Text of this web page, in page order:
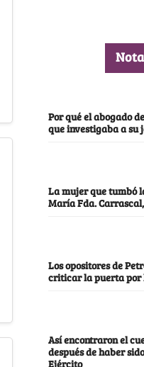
Por qué el abogado
que investigaba a su
La mujer que tumbó
María Fda.
Los opositores de
criticar la puerta por
Así encontraron el
después de haber
Ejército